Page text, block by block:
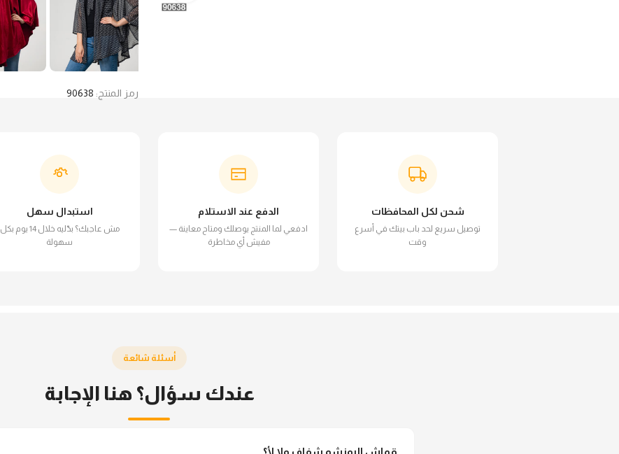
رمز المنتج: 90638
شحن لكل المحافظات
توصيل سريع لحد باب بيتك في أسرع
وقت
الدفع عند الاستلام
ادفعي لما المنتج يوصلك ومتاح معاينة —
مفيش أي مخاطرة
استبدال سهل
مش عاجبك؟ بدّليه خلال 14 يوم بكل
سهولة
أسئلة شائعة
عندك سؤال؟ هنا الإجابة
قماش البونشو شفاف ولا لأ؟